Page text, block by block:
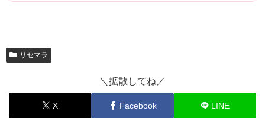
リセマラ
＼拡散してね／
X Facebook LINE